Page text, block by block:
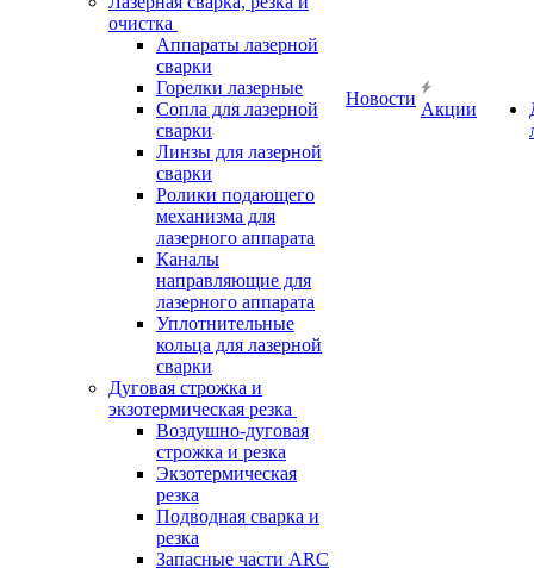
очистка
Аппараты лазерной
сварки
Горелки лазерные
Сопла для лазерной
сварки
Линзы для лазерной
сварки
Ролики подающего
механизма для
лазерного аппарата
Каналы
направляющие для
лазерного аппарата
Уплотнительные
кольца для лазерной
сварки
Дуговая строжка и
экзотермическая резка
Воздушно-дуговая
строжка и резка
Экзотермическая
резка
Подводная сварка и
резка
Запасные части ARC
Новости
Акции